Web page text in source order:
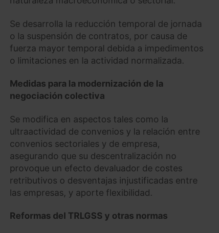
Se desarrolla la reducción temporal de jornada
o la suspensión de contratos, por causa de
fuerza mayor temporal debida a impedimentos
o limitaciones en la actividad normalizada.
Medidas para la modernización de la
negociación colectiva
Se modifica en aspectos tales como la
ultraactividad de convenios y la relación entre
convenios sectoriales y de empresa,
asegurando que su descentralización no
provoque un efecto devaluador de costes
retributivos o desventajas injustificadas entre
las empresas, y aporte flexibilidad.
Reformas del TRLGSS y otras normas